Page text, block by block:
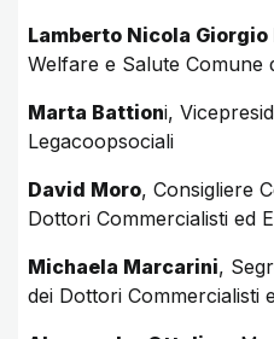
Lamberto Nicola
Welfare e Salute Comune
Marta Battioni,
Legacoopsociali
David Moro, Consigliere
Dottori Commercialisti ed
Michaela Marcarini,
dei Dottori Commercialisti